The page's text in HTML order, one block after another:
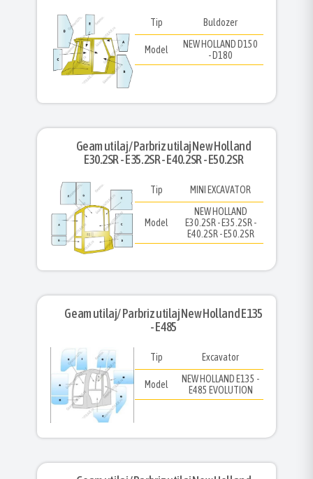
Tip Buldozer
Model
NEW HOLLAND D150
- D180
Geam utilaj/ Parbriz utilaj New Holland
E30.2SR - E35.2SR - E40.2SR - E50.2SR
Tip MINI EXCAVATOR
Model
NEW HOLLAND
E30.2SR - E35.2SR -
E40.2SR - E50.2SR
Geam utilaj/ Parbriz utilaj New Holland E135
- E485
Tip Excavator
Model
NEW HOLLAND E135 -
E485 EVOLUTION